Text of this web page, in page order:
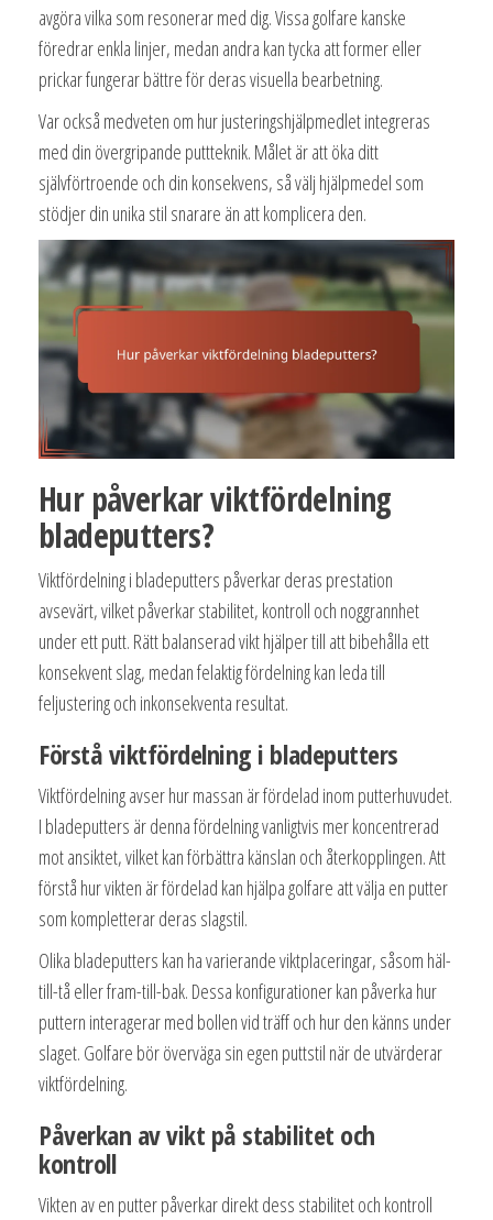
avgöra vilka som resonerar med dig. Vissa golfare kanske
föredrar enkla linjer, medan andra kan tycka att former eller
prickar fungerar bättre för deras visuella bearbetning.
Var också medveten om hur justeringshjälpmedlet integreras
med din övergripande puttteknik. Målet är att öka ditt
självförtroende och din konsekvens, så välj hjälpmedel som
stödjer din unika stil snarare än att komplicera den.
Hur påverkar viktfördelning
bladeputters?
Viktfördelning i bladeputters påverkar deras prestation
avsevärt, vilket påverkar stabilitet, kontroll och noggrannhet
under ett putt. Rätt balanserad vikt hjälper till att bibehålla ett
konsekvent slag, medan felaktig fördelning kan leda till
feljustering och inkonsekventa resultat.
Förstå viktfördelning i bladeputters
Viktfördelning avser hur massan är fördelad inom putterhuvudet.
I bladeputters är denna fördelning vanligtvis mer koncentrerad
mot ansiktet, vilket kan förbättra känslan och återkopplingen. Att
förstå hur vikten är fördelad kan hjälpa golfare att välja en putter
som kompletterar deras slagstil.
Olika bladeputters kan ha varierande viktplaceringar, såsom häl-
till-tå eller fram-till-bak. Dessa konfigurationer kan påverka hur
puttern interagerar med bollen vid träff och hur den känns under
slaget. Golfare bör överväga sin egen puttstil när de utvärderar
viktfördelning.
Påverkan av vikt på stabilitet och
kontroll
Vikten av en putter påverkar direkt dess stabilitet och kontroll